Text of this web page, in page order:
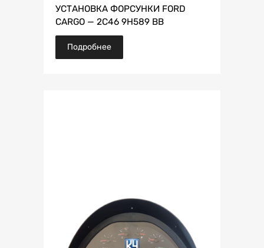
УСТАНОВКА ФОРСУНКИ FORD
CARGO — 2C46 9H589 BB
Подробнее